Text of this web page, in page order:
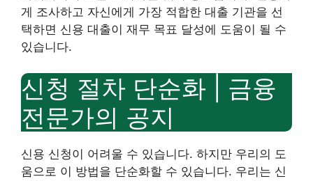
게 조사하고 자신에게 가장 적합한 대출 기관을 선
택하면 신용 대출이 재무 목표 달성에 도움이 될 수
있습니다.
신청 절차 단순화 | 금융
전문가의 공지
신용 신청이 어려울 수 있습니다. 하지만 우리의 도
움으로 이 방법을 단순화할 수 있습니다. 우리는 신